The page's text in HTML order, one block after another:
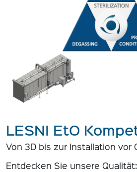
LESNI EtO
Von 3D bis zur Installation vor
Entdecken Sie unsere Qualität: